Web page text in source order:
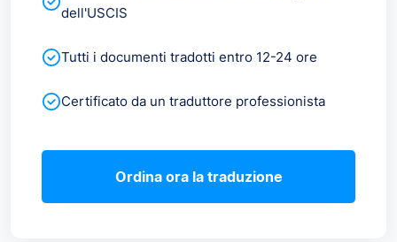
dell'USCIS
Tutti i documenti tradotti entro 12-24 ore
Certificato da un traduttore professionista
Ordina ora la traduzione